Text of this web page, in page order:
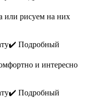
или рисуем на них
и интересно